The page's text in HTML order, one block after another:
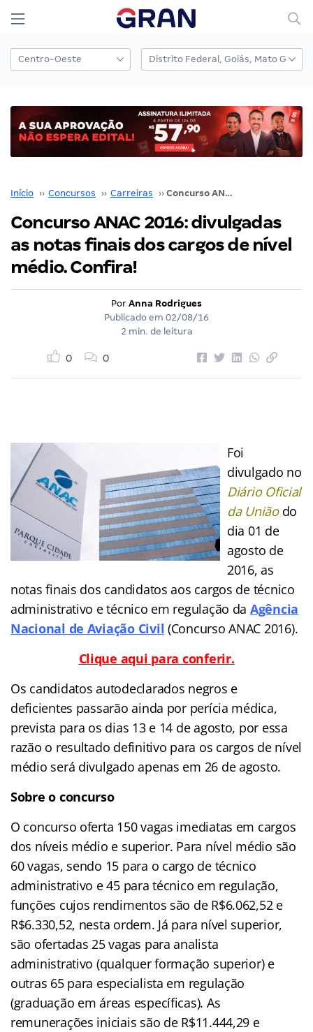
Início ›› Concursos ›› Carreiras ›› Concurso ANAC 2016: divulgadas as notas finais dos cargos de nível médio. Confira!
Concurso ANAC 2016: divulgadas
as notas finais dos cargos de nível
médio. Confira!
Por Anna Rodrigues
Publicado em 02/08/16
2 min. de leitura
0 0
Foi
divulgado no
Diário Oficial
da Uniãodo
dia 01 de
agosto de
2016, as
notas finais dos candidatos aos cargos de técnico
administrativo e técnico em regulação da Agência
Nacional de Aviação Civil (Concurso ANAC 2016).
Clique aqui para conferir.
Os candidatos autodeclarados negros e
deficientes passarão ainda por perícia médica,
prevista para os dias 13 e 14 de agosto, por essa
razão o resultado definitivo para os cargos de nível
médio será divulgado apenas em 26 de agosto.
Sobre o concurso
O concurso oferta 150 vagas imediatas em cargos
dos níveis médio e superior. Para nível médio são
60 vagas, sendo 15 para o cargo de técnico
administrativo e 45 para técnico em regulação,
funções cujos rendimentos são de R$6.062,52 e
R$6.330,52, nesta ordem. Já para nível superior,
são ofertadas 25 vagas para analista
administrativo (qualquer formação superior) e
outras 65 para especialista em regulação
(graduação em áreas específicas). As
remunerações iniciais são de R$11.444,29 e